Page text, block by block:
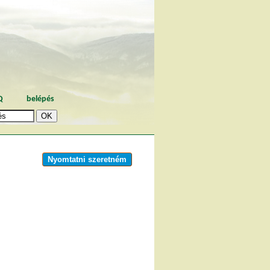
belépés
Nyomtatni szeretném